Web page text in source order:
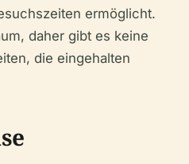
ermöglicht.
daher gibt es keine
die eingehalten